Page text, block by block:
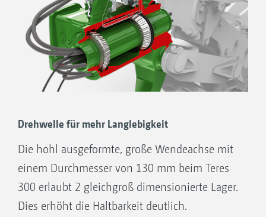
Drehwelle für mehr Langlebigkeit
Die hohl ausgeformte, große Wendeachse mit
einem Durchmesser von 130 mm beim Teres
300 erlaubt 2 gleichgroß dimensionierte Lager.
Dies erhöht die Haltbarkeit deutlich.